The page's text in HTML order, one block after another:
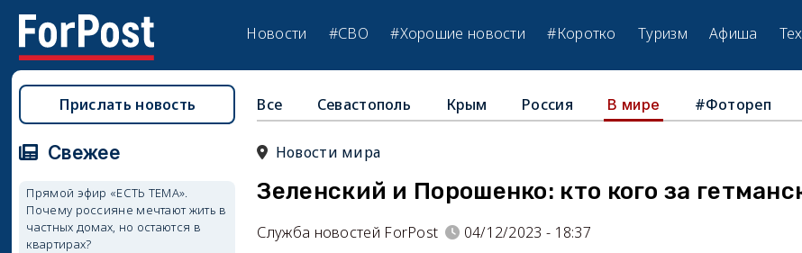
Новости #СВО #Хорошие новости #Коротко Туризм Афиша
Все Севастополь Крым Россия В мире #Фотореп
Новости мира
Зеленский и Порошенко: кто кого за
Служба новостей ForPost
04/12/2023 - 18:37
Прислать новость
Свежее
Прямой эфир «ЕСТЬ ТЕМА».
Почему россияне мечтают жить в
частных домах, но остаются в
квартирах?